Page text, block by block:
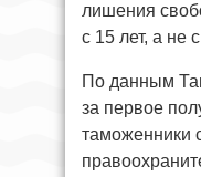
лишения
с 15 лет, а не
По данным
за первое
таможенники